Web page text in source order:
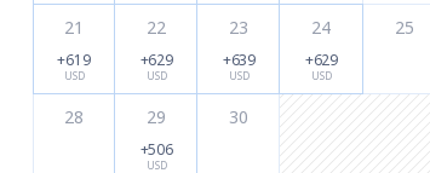
21
+619
USD
22
+629
USD
23
+639
USD
24
+629
USD
25
28 29
+506
USD
30